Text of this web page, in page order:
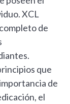
XCL
de
que
de
el